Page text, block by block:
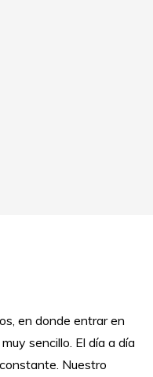
en donde entrar en
sencillo. El día a día
Nuestro